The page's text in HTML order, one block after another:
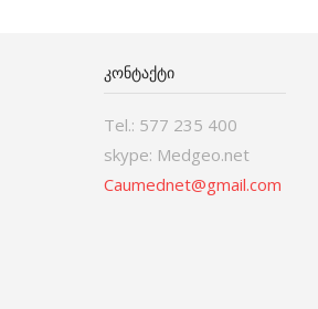
ᲙᲝᲜᲢᲐᲥᲢᲘ
Tel.: 577 235 400
skype: Medgeo.net
Caumednet@gmail.com